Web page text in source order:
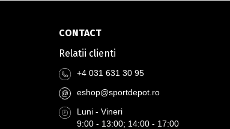
CONTACT
Relatii clienti
+4 031 631 30 95
@
eshop@sportdepot.ro
Luni - Vineri
9:00 - 13:00; 14:00 - 17:00